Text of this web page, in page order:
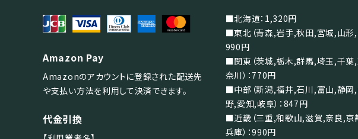
検索する
Amazon Pay
Amazonのアカウントに登録された配送先
や支払い方法を利用して決済できます。
代金引換
■北海道：1,320円
■東北（青森,岩手,秋田,宮城,山形,
990円
■関東（茨城,栃木,群馬,埼玉,千葉
奈川）：770円
■中部（新潟,福井,石川,富山,静岡
野,愛知,岐阜）：847円
■近畿（三重,和歌山,滋賀,奈良,京
兵庫）：990円